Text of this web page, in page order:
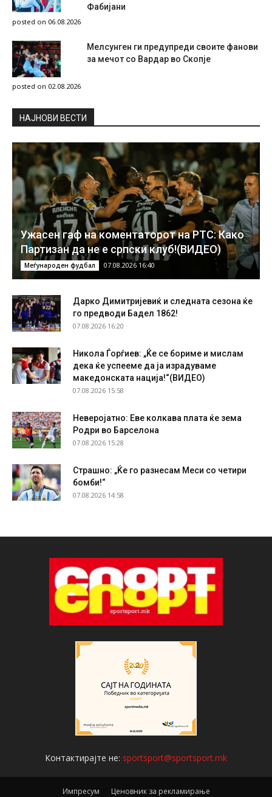
Фабијани
posted on 06.08.2026
Мелсунген ги предупреди своите фанови
за мечот со Вардар во Скопје
posted on 02.08.2026
НAЈНОВИ ВЕСТИ
Ужасен гаф на коментаторот на РТС: Како
Партизан да не е српски клуб!(ВИДЕО)
Меѓународен фудбал 07.08.2026 16:40
Дарко Димитријевиќ и следната сезона ќе
го предводи Бадел 1862!
07.08.2026 16:20
Никола Ѓорѓиев: „Ќе се бориме и мислам
дека ќе успееме да ја израдуваме
македонската нација!“(ВИДЕО)
07.08.2026 15:58
Неверојатно: Еве колкава плата ќе зема
Родри во Барселона
07.08.2026 15:28
Страшно: „Ќе го разнесам Меси со четири
бомби!“
07.08.2026 14:58
Контактирајте не: sportsport@sportsport.mk
Импресум Ценовник за рекламирање